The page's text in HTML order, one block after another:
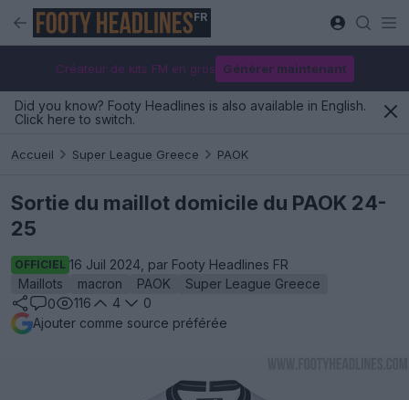
FR
Créateur de kits FM en gros Générer maintenant
Did you know? Footy Headlines is also available in English.
Click here to switch.
Accueil Super League Greece PAOK
Sortie du maillot domicile du PAOK 24-
25
OFFICIEL 16 Juil 2024, par Footy Headlines FR
Maillots
macron PAOK
Super League Greece
0
116 4
0
Ajouter comme source préférée